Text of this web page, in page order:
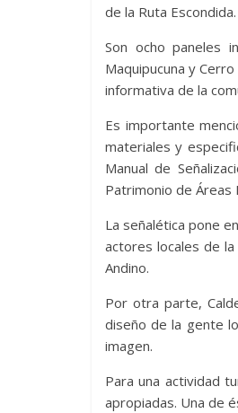
de la Ruta Escondida.
Son ocho paneles
Maquipucuna y
informativa de la
Es importante
materiales y
Manual de
Patrimonio de
La señalética pone
actores locales de
Andino.
Por otra parte,
diseño de la gente
imagen.
Para una actividad
apropiadas. Una de